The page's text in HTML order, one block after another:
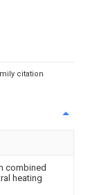
citation
combined
heating